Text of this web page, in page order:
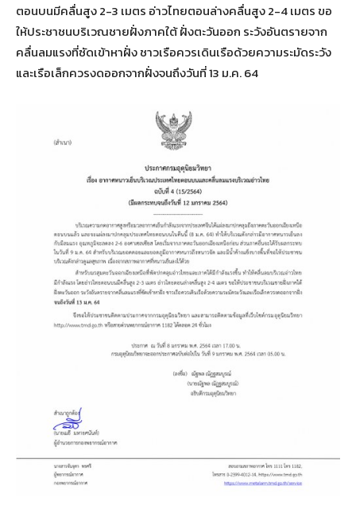
ตอนบนมีคลื่นสูง 2-3 เมตร อ่าวไทยตอนล่างคลื่นสูง 2-4 เมตร ขอ
ให้ประชาชนบริเวณชายฝั่งภาคใต้ ฝั่งตะวันออก ระวังอันตรายจาก
คลื่นลมแรงที่ซัดเข้าหาฝั่ง ชาวเรือควรเดินเรือด้วยความระมัดระวัง
และเรือเล็กควรงดออกจากฝั่งจนถึงวันที่ 13 ม.ค. 64